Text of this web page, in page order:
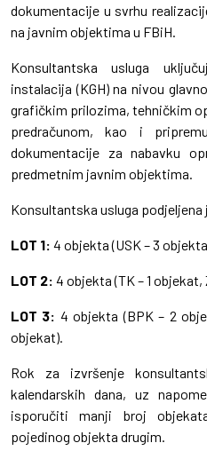
dokumentacije u svrhu
na javnim objektima u FBiH.
Konsultantska usluga
instalacija (KGH) na nivou
grafičkim prilozima, tehničkim
predračunom, kao i
dokumentacije za nabavku
predmetnim javnim objektima.
Konsultantska usluga podjeljena
LOT 1: 4 objekta (USK – 3
LOT 2: 4 objekta (TK – 1
LOT 3: 4 objekta (BPK – 2
objekat).
Rok za izvršenje
kalendarskih dana, uz
isporučiti manji broj
pojedinog objekta drugim.